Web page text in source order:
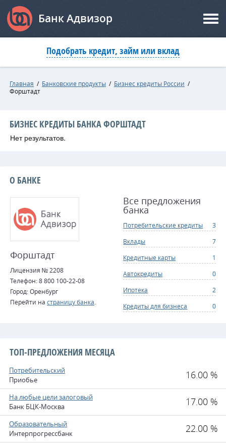
Банк Адвизор
Подобрать кредит, займ или вклад
Главная / Банковские продукты / Бизнес кредиты России /
Форштадт
БИЗНЕС КРЕДИТЫ БАНКА ФОРШТАДТ
Нет результатов.
О БАНКЕ
Форштадт
Лицензия № 2208
Телефон: 8 800 100-22-08
Город: Оренбург
Перейти на страницу банка
Все предложения
банка
Потребительские кредиты
3
Вклады
7
Кредитные карты
1
Автокредиты
0
Ипотека
2
Кредиты для бизнеса
0
ТОП-ПРЕДЛОЖЕНИЯ МЕСЯЦА
Потребительский
Приобье
16.00 %
На любые цели залоговый
Банк БЦК-Москва
17.00 %
Образовательный
Интерпрогрессбанк
22.00 %